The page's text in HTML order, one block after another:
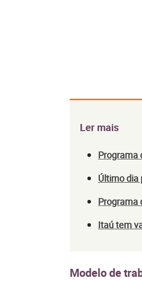
Ler mais
Programa
Último dia
Programa
Itaú tem
Modelo de